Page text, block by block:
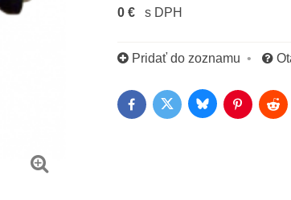
0 € s DPH
Pridať do zoznamu
FacebookTwitterBlueskyPinterest